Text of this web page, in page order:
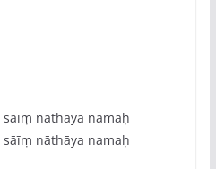
nāthāya namaḥ
nāthāya namaḥ